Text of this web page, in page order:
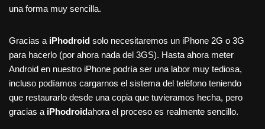
una forma muy sencilla.
Gracias a iPhodroid solo necesitaremos un iPhone 2G o 3G
para hacerlo (por ahora nada del 3GS). Hasta ahora meter
Android en nuestro iPhone podría ser una labor muy tediosa,
incluso podíamos cargarnos el sistema del teléfono teniendo
que restaurarlo desde una copia que tuvieramos hecha, pero
gracias a iPhodroidahora el proceso es realmente sencillo.